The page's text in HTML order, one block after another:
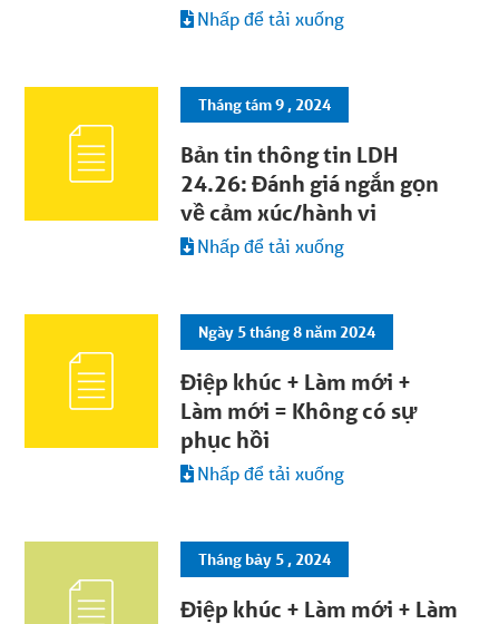
Nhấp để tải xuống
Tháng tám 9 , 2024
Bản tin thông tin LDH
24.26: Đánh giá ngắn gọn
về cảm xúc/hành vi
Nhấp để tải xuống
Ngày 5 tháng 8 năm 2024
Điệp khúc + Làm mới +
Làm mới = Không có sự
phục hồi
Nhấp để tải xuống
Tháng bảy 5 , 2024
Điệp khúc + Làm mới + Làm